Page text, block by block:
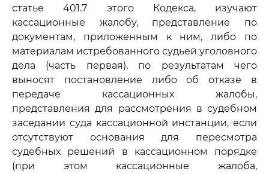
статье 401.7 этого Кодекса, изучают
кассационные жалобу, представление по
документам, приложенным к ним, либо по
материалам истребованного судьей уголовного
дела (часть первая), по результатам чего
выносят постановление либо об отказе в
передаче кассационных жалобы,
представления для рассмотрения в судебном
заседании суда кассационной инстанции, если
отсутствуют основания для пересмотра
судебных решений в кассационном порядке
(при этом кассационные жалоба,